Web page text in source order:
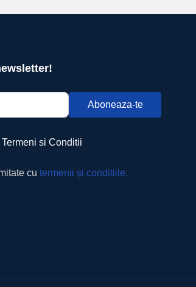
Aboneaza-te
si Conditii
cu termenii și condițiile.